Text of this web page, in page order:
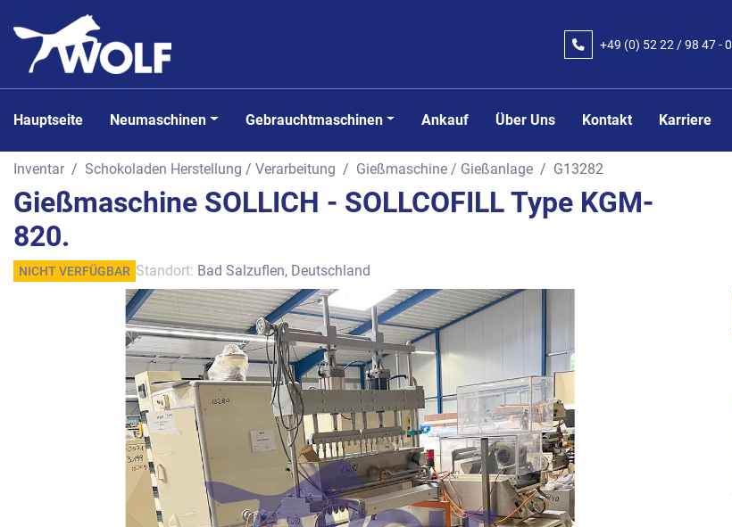
+49 (0) 52 22 / 98 47 - 0
Hauptseite Neumaschinen Gebrauchtmaschinen Ankauf Über Uns Kontakt Karriere
Inventar Schokoladen Herstellung / Verarbeitung Gießmaschine / Gießanlage G13282
Gießmaschine SOLLICH - SOLLCOFILL Type KGM-
820.
NICHT VERFÜGBAR Standort: Bad Salzuflen, Deutschland